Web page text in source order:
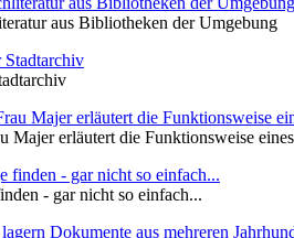
aus Bibliotheken der Umgebung
Majer erläutert die Funktionsweise
- gar nicht so einfach...